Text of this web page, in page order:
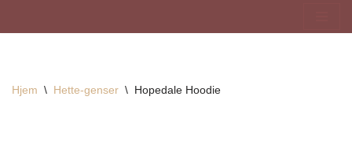
Hjem \ Hette-genser \ Hopedale Hoodie